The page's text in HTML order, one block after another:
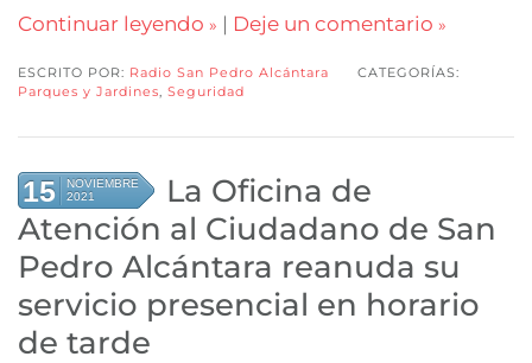
Continuar leyendo | Deje un comentario
ESCRITO POR: Radio San Pedro Alcántara
CATEGORÍAS:
Parques y Jardines Seguridad
15
NOVIEMBRE
2021
La Oficina de
Atención al Ciudadano de San
Pedro Alcántara reanuda su
servicio presencial en horario
de tarde